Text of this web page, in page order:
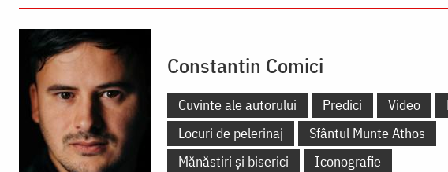
Constantin Comici
Cuvinte ale autorului Predici Video
Locuri de pelerinaj
Sfântul Munte Athos
Mănăstiri și biserici
Iconografie